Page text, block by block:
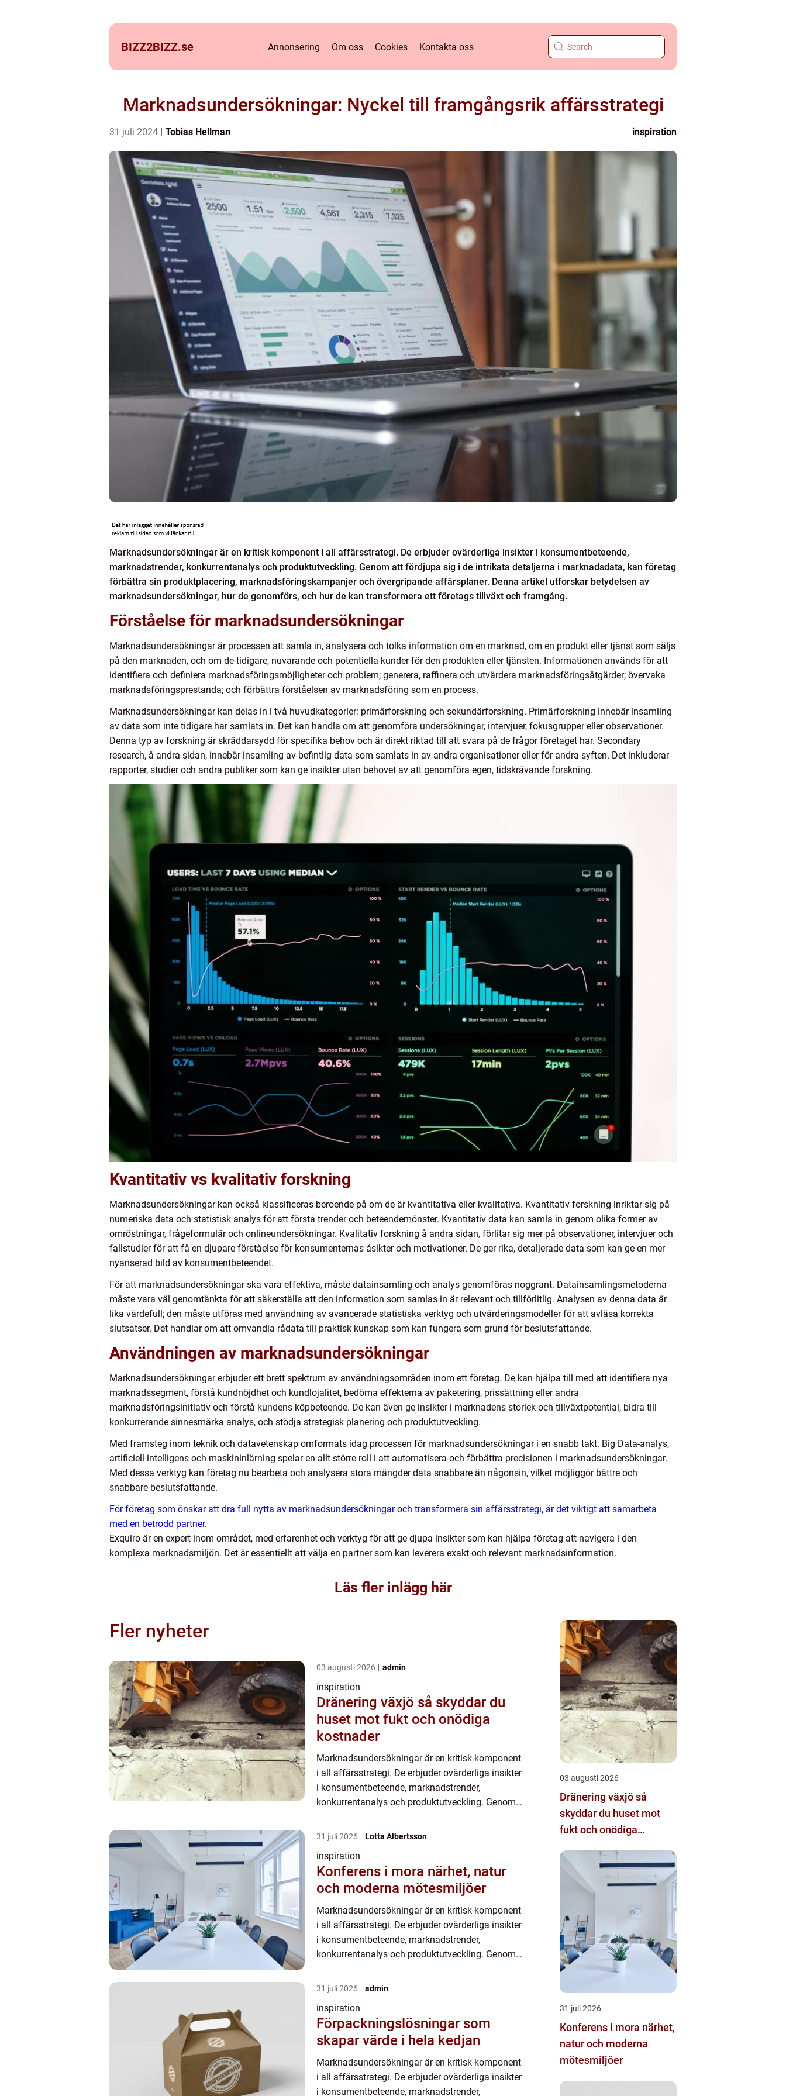
BIZZ2BIZZ.se Annonsering Om oss Cookies Kontakta oss
Marknadsundersökningar: Nyckel till framgångsrik affärsstrategi
31 juli 2024 Tobias Hellman inspiration
Marknadsundersökningar är en kritisk komponent i all affärsstrategi. De erbjuder ovärderliga insikter i konsumentbeteende,
marknadstrender, konkurrentanalys och produktutveckling. Genom att fördjupa sig i de intrikata detaljerna i marknadsdata, kan företag
förbättra sin produktplacering, marknadsföringskampanjer och övergripande affärsplaner. Denna artikel utforskar betydelsen av
marknadsundersökningar, hur de genomförs, och hur de kan transformera ett företags tillväxt och framgång.
Förståelse för marknadsundersökningar
Marknadsundersökningar är processen att samla in, analysera och tolka information om en marknad, om en produkt eller tjänst som säljs
på den marknaden, och om de tidigare, nuvarande och potentiella kunder för den produkten eller tjänsten. Informationen används för att
identifiera och definiera marknadsföringsmöjligheter och problem; generera, raffinera och utvärdera marknadsföringsåtgärder; övervaka
marknadsföringsprestanda; och förbättra förståelsen av marknadsföring som en process.
Marknadsundersökningar kan delas in i två huvudkategorier: primärforskning och sekundärforskning. Primärforskning innebär insamling
av data som inte tidigare har samlats in. Det kan handla om att genomföra undersökningar, intervjuer, fokusgrupper eller observationer.
Denna typ av forskning är skräddarsydd för specifika behov och är direkt riktad till att svara på de frågor företaget har. Secondary
research, å andra sidan, innebär insamling av befintlig data som samlats in av andra organisationer eller för andra syften. Det inkluderar
rapporter, studier och andra publiker som kan ge insikter utan behovet av att genomföra egen, tidskrävande forskning.
Kvantitativ vs kvalitativ forskning
Marknadsundersökningar kan också klassificeras beroende på om de är kvantitativa eller kvalitativa. Kvantitativ forskning inriktar sig på
numeriska data och statistisk analys för att förstå trender och beteendemönster. Kvantitativ data kan samla in genom olika former av
omröstningar, frågeformulär och onlineundersökningar. Kvalitativ forskning å andra sidan, förlitar sig mer på observationer, intervjuer och
fallstudier för att få en djupare förståelse för konsumenternas åsikter och motivationer. De ger rika, detaljerade data som kan ge en mer
nyanserad bild av konsumentbeteendet.
För att marknadsundersökningar ska vara effektiva, måste datainsamling och analys genomföras noggrant. Datainsamlingsmetoderna
måste vara väl genomtänkta för att säkerställa att den information som samlas in är relevant och tillförlitlig. Analysen av denna data är
lika värdefull; den måste utföras med användning av avancerade statistiska verktyg och utvärderingsmodeller för att avläsa korrekta
slutsatser. Det handlar om att omvandla rådata till praktisk kunskap som kan fungera som grund för beslutsfattande.
Användningen av marknadsundersökningar
Marknadsundersökningar erbjuder ett brett spektrum av användningsområden inom ett företag. De kan hjälpa till med att identifiera nya
marknadssegment, förstå kundnöjdhet och kundlojalitet, bedöma effekterna av paketering, prissättning eller andra
marknadsföringsinitiativ och förstå kundens köpbeteende. De kan även ge insikter i marknadens storlek och tillväxtpotential, bidra till
konkurrerande sinnesmärka analys, och stödja strategisk planering och produktutveckling.
Med framsteg inom teknik och datavetenskap omformats idag processen för marknadsundersökningar i en snabb takt. Big Data-analys,
artificiell intelligens och maskininlärning spelar en allt större roll i att automatisera och förbättra precisionen i marknadsundersökningar.
Med dessa verktyg kan företag nu bearbeta och analysera stora mängder data snabbare än någonsin, vilket möjliggör bättre och
snabbare beslutsfattande.
För företag som önskar att dra full nytta av marknadsundersökningar och transformera sin affärsstrategi, är det viktigt att samarbeta
med en betrodd partner.
Exquiro är en expert inom området, med erfarenhet och verktyg för att ge djupa insikter som kan hjälpa företag att navigera i den
komplexa marknadsmiljön. Det är essentiellt att välja en partner som kan leverera exakt och relevant marknadsinformation.
Läs fler inlägg här
Fler nyheter
03 augusti 2026 admin
inspiration
Dränering växjö så skyddar du
huset mot fukt och onödiga
kostnader
Marknadsundersökningar är en kritisk komponent
i all affärsstrategi. De erbjuder ovärderliga insikter
i konsumentbeteende, marknadstrender,
konkurrentanalys och produktutveckling. Genom
31 juli 2026 Lotta Albertsson
inspiration
Konferens i mora närhet, natur
och moderna mötesmiljöer
Marknadsundersökningar är en kritisk komponent
i all affärsstrategi. De erbjuder ovärderliga insikter
i konsumentbeteende, marknadstrender,
konkurrentanalys och produktutveckling. Genom
31 juli 2026 admin
inspiration
Förpackningslösningar som
skapar värde i hela kedjan
Marknadsundersökningar är en kritisk komponent
i all affärsstrategi. De erbjuder ovärderliga insikter
i konsumentbeteende, marknadstrender,
03 augusti 2026
Dränering växjö så
skyddar du huset mot
fukt och onödiga
31 juli 2026
Konferens i mora närhet,
natur och moderna
mötesmiljöer